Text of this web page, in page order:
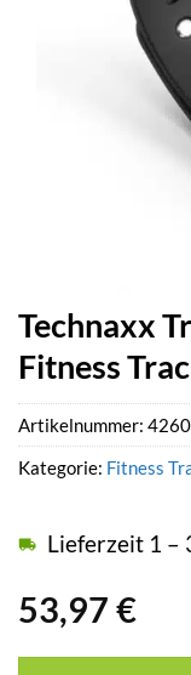
Technaxx
Fitness
53,97 €
Lieferzeit 1 –
Artikelnummer:
Kategorie: Fitness